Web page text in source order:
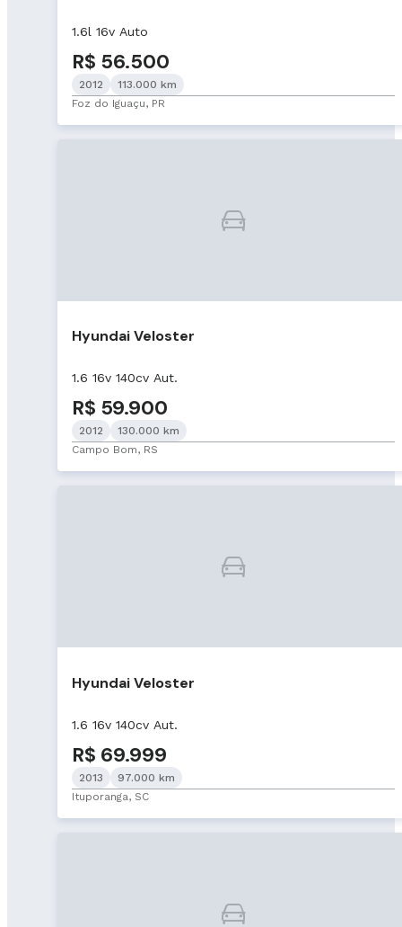
1.6l 16v Auto
R$ 56.500
2012
113.000 km
Foz do Iguaçu, PR
Hyundai Veloster
1.6 16v 140cv Aut.
R$ 59.900
2012
130.000 km
Campo Bom, RS
Hyundai Veloster
1.6 16v 140cv Aut.
R$ 69.999
2013
97.000 km
Ituporanga, SC